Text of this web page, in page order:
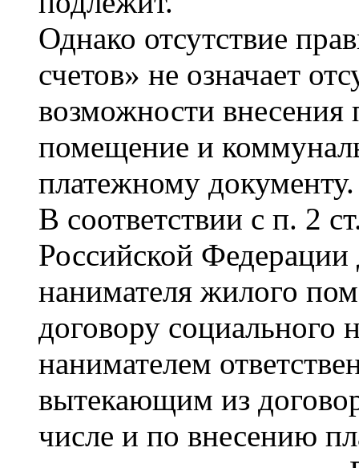
Однако отсутствие
счетов» не означает
возможности
помещение и
платежному документу.
В соответствии с п. 2
Российской
нанимателя жилого
договору социального
нанимателем
вытекающим из
числе и по внесению